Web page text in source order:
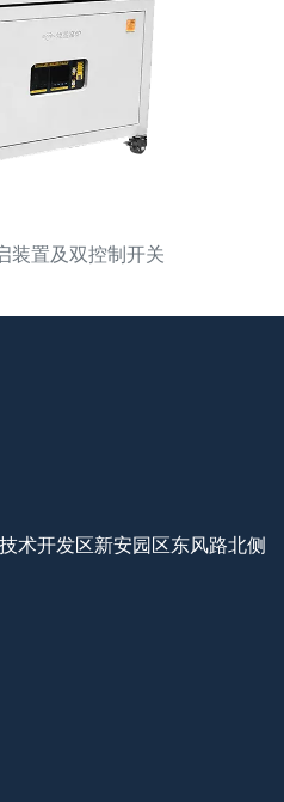
装置及双控制开关
术开发区新安园区东风路北侧